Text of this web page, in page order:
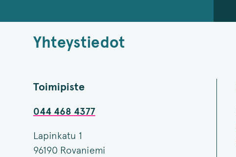
Yhteystiedot
Toimipiste
044 468 4377
Lapinkatu 1
96190 Rovaniemi